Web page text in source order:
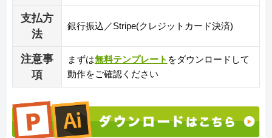
支払方
法
銀行振込／Stripe(クレジットカード決済)
注意事
項
まずは無料テンプレート をダウンロードして
動作をご確認ください